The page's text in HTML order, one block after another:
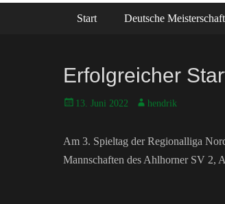
Hauptmenü
Start Deutsche
Erfolgreicher
Posted13. Juni 2022 Autorhendrik
Am 3. Spieltag der Regionalliga
Mannschaften des Ahlhorner SV 2,